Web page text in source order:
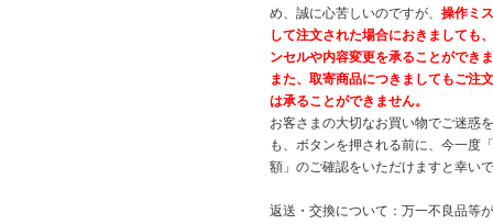
め、誠に心苦しいのですが、 操作ミ
して注文された場合におきましても
ンセルや内容変更を承ることができ
また、取寄商品につきましてもご注
は承ることができません。
お客さまの大切なお買い物でご迷惑
も、ボタンを押される前に、今一度
額」のご確認をいただけますと幸い
返送・交換について：万一不良品等